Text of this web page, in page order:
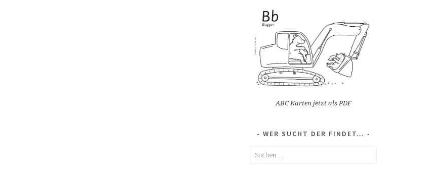
ABC Karten jetzt als PDF
WER SUCHT DER FINDET…
Suchen